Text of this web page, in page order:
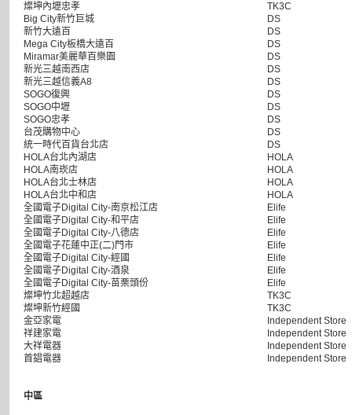
燦坤內壢忠孝
TK3C
Big City新竹巨城
DS
新竹大遠百
DS
Mega City板橋大遠百
DS
Miramar美麗華百樂園
DS
新光三越南西店
DS
新光三越信義A8
DS
SOGO復興
DS
SOGO中壢
DS
SOGO忠孝
DS
台茂購物中心
DS
統一時代百貨台北店
DS
HOLA台北內湖店
HOLA
HOLA南崁店
HOLA
HOLA台北士林店
HOLA
HOLA台北中和店
HOLA
全國電子Digital City-南京松江店
Elife
全國電子Digital City-和平店
Elife
全國電子Digital City-八德店
Elife
全國電子花蓮中正(二)門市
Elife
全國電子Digital City-經國
Elife
全國電子Digital City-酒泉
Elife
全國電子Digital City-苗栗頭份
Elife
燦坤竹北超越店
TK3C
燦坤新竹經國
TK3C
金亞家電
Independent Store
祥建家電
Independent Store
大祥電器
Independent Store
首錩電器
Independent Store
中區